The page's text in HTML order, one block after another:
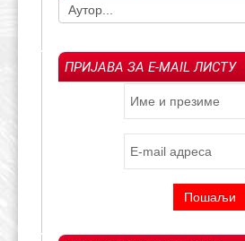
ПРИЈАВА ЗА E-MAIL ЛИСТУ